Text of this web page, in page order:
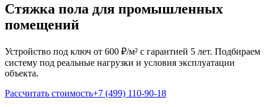
Стяжка пола для промышленных
помещений
Устройство под ключ от 600 ₽/м² с гарантией 5 лет. Подбираем
систему под реальные нагрузки и условия эксплуатации
объекта.
Рассчитать стоимость+7 (499) 110-90-18